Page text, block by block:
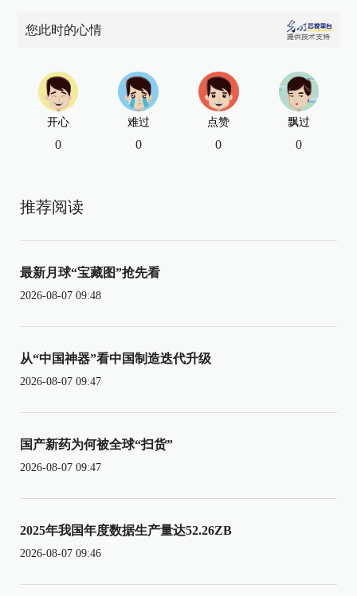
您此时的心情
开心
0
难过
0
点赞
0
飘过
0
推荐阅读
最新月球“宝藏图”抢先看
2026-08-07 09:48
从“中国神器”看中国制造迭代升级
2026-08-07 09:47
国产新药为何被全球“扫货”
2026-08-07 09:47
2025年我国年度数据生产量达52.26ZB
2026-08-07 09:46